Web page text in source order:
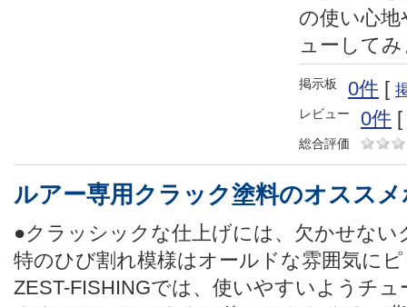
の使い心
ューして
掲示板 0件 [
レビュー 0件 [
総合評価
ルアー専用クラック塗料のオスス
●クラッシックな仕上げには、欠かせない
特のひび割れ模様はオールドな雰囲気に
ZEST-FISHINGでは、使いやすいようチ